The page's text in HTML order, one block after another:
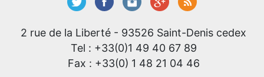
2 rue de la Liberté - 93526 Saint-Denis cedex
Tel : +33(0)1 49 40 67 89
Fax : +33(0) 1 48 21 04 46